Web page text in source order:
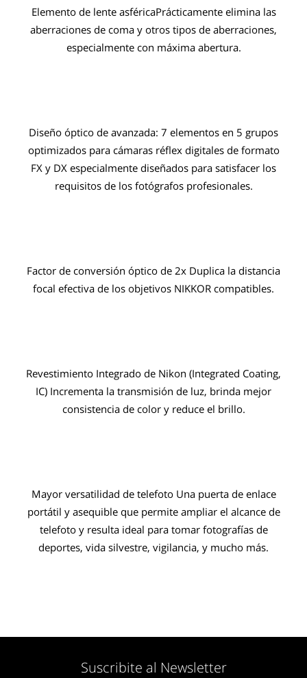
Elemento de lente asféricaPrácticamente elimina las
aberraciones de coma y otros tipos de aberraciones,
especialmente con máxima abertura.
Diseño óptico de avanzada: 7 elementos en 5 grupos
optimizados para cámaras réflex digitales de formato
FX y DX especialmente diseñados para satisfacer los
requisitos de los fotógrafos profesionales.
Factor de conversión óptico de 2x Duplica la distancia
focal efectiva de los objetivos NIKKOR compatibles.
Revestimiento Integrado de Nikon (Integrated Coating,
IC) Incrementa la transmisión de luz, brinda mejor
consistencia de color y reduce el brillo.
Mayor versatilidad de telefoto Una puerta de enlace
portátil y asequible que permite ampliar el alcance de
telefoto y resulta ideal para tomar fotografías de
deportes, vida silvestre, vigilancia, y mucho más.
Suscribite al Newsletter